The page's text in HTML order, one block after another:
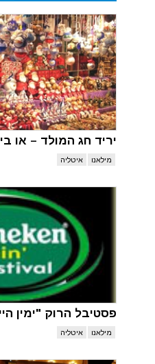
יריד חג המולד – או ביי!
מילאנו איטליה
פסטיבל הרוק "ימין
מילאנו איטליה